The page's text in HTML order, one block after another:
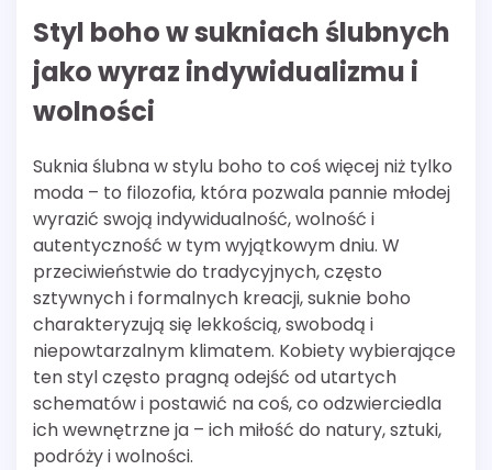
Styl boho w sukniach ślubnych
jako wyraz indywidualizmu i
wolności
Suknia ślubna w stylu boho to coś więcej niż tylko
moda – to filozofia, która pozwala pannie młodej
wyrazić swoją indywidualność, wolność i
autentyczność w tym wyjątkowym dniu. W
przeciwieństwie do tradycyjnych, często
sztywnych i formalnych kreacji, suknie boho
charakteryzują się lekkością, swobodą i
niepowtarzalnym klimatem. Kobiety wybierające
ten styl często pragną odejść od utartych
schematów i postawić na coś, co odzwierciedla
ich wewnętrzne ja – ich miłość do natury, sztuki,
podróży i wolności.